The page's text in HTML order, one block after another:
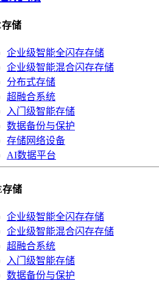
储
企业级智能全闪存存储
企业级智能混合闪存存储
分布式存储
超融合系统
入门级智能存储
数据备份与保护
存储网络设备
AI数据平台
存储
企业级智能全闪存存储
企业级智能混合闪存存储
超融合系统
入门级智能存储
数据备份与保护